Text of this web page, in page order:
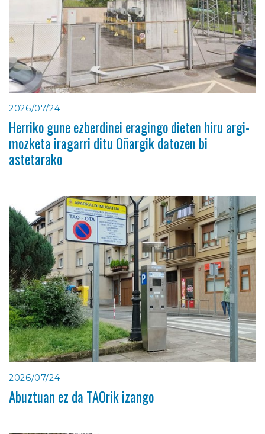
2026/07/24
Herriko gune ezberdinei eragingo dieten hiru argi-
mozketa iragarri ditu Oñargik datozen bi
astetarako
2026/07/24
Abuztuan ez da TAOrik izango